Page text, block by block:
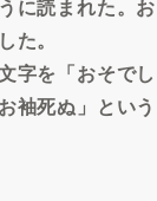
に読まれた。お
。
字を「おそでし
袖死ぬ」という